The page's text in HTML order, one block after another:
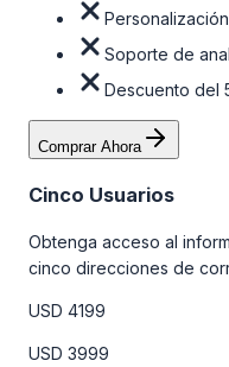
Soporte de
Descuento del
Comprar Ahora
Cinco Usuarios
Obtenga acceso al
cinco direcciones de
venta y el soporte post-
obtener más
USD 4199
USD 3999